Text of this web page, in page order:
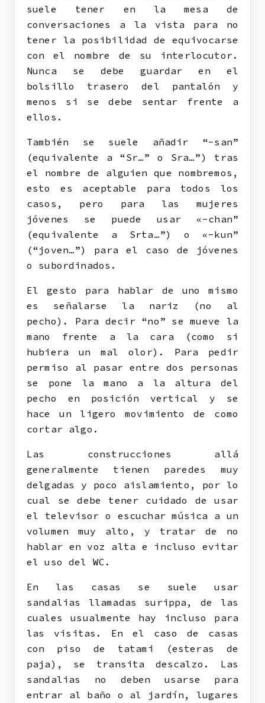
suele tener en la mesa de
conversaciones a la vista para no
tener la posibilidad de equivocarse
con el nombre de su interlocutor.
Nunca se debe guardar en el
bolsillo trasero del pantalón y
menos si se debe sentar frente a
ellos.
También se suele añadir “-san”
(equivalente a “Sr…” o Sra…”) tras
el nombre de alguien que nombremos,
esto es aceptable para todos los
casos, pero para las mujeres
jóvenes se puede usar «-chan”
(equivalente a Srta…”) o «-kun”
(“joven…”) para el caso de jóvenes
o subordinados.
El gesto para hablar de uno mismo
es señalarse la nariz (no al
pecho). Para decir “no” se mueve la
mano frente a la cara (como si
hubiera un mal olor). Para pedir
permiso al pasar entre dos personas
se pone la mano a la altura del
pecho en posición vertical y se
hace un ligero movimiento de como
cortar algo.
Las construcciones allá
generalmente tienen paredes muy
delgadas y poco aislamiento, por lo
cual se debe tener cuidado de usar
el televisor o escuchar música a un
volumen muy alto, y tratar de no
hablar en voz alta e incluso evitar
el uso del WC.
En las casas se suele usar
sandalias llamadas surippa, de las
cuales usualmente hay incluso para
las visitas. En el caso de casas
con piso de tatami (esteras de
paja), se transita descalzo. Las
sandalias no deben usarse para
entrar al baño o al jardín, lugares